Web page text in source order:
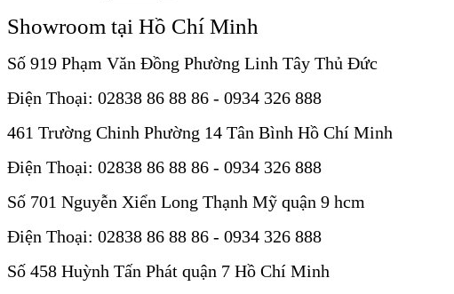
Showroom tại Hồ Chí Minh
Số 919 Phạm Văn Đồng Phường Linh Tây Thủ Đức
Điện Thoại: 02838 86 88 86 - 0934 326 888
461 Trường Chinh Phường 14 Tân Bình Hồ Chí Minh
Điện Thoại: 02838 86 88 86 - 0934 326 888
Số 701 Nguyễn Xiển Long Thạnh Mỹ quận 9 hcm
Điện Thoại: 02838 86 88 86 - 0934 326 888
Số 458 Huỳnh Tấn Phát quận 7 Hồ Chí Minh